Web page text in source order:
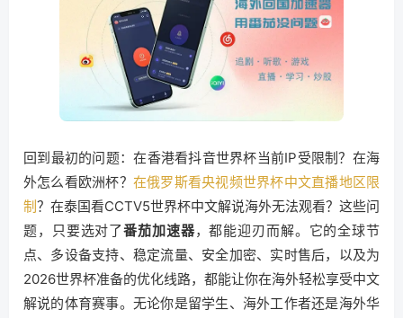
回到最初的问题：在香港看抖音世界杯当前IP受限制？在海
外怎么看欧洲杯？ 在俄罗斯看央视频世界杯中文直播地区限
制？在泰国看CCTV5世界杯中文解说海外无法观看？这些问
题，只要选对了番茄加速器，都能迎刃而解。它的全球节
点、多设备支持、稳定流量、安全加密、实时售后，以及为
2026世界杯准备的优化线路，都能让你在海外轻松享受中文
解说的体育赛事。无论你是留学生、海外工作者还是海外华